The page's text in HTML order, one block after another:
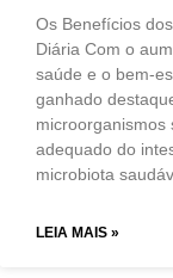
Os Benefícios
Diária Com o
saúde e o bem-
ganhado
microorganismos
adequado do
microbiota
LEIA MAIS »